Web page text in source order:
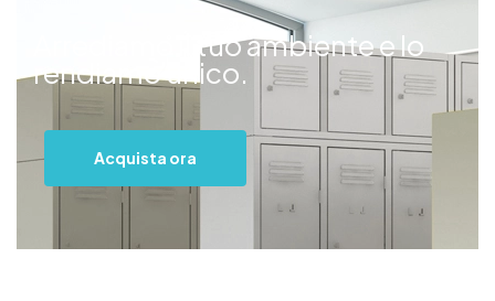
Arrediamo il tuo ambiente e lo
rendiamo unico.
Acquista ora